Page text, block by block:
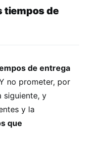
tiempos de
de entrega
no prometer, por
siguiente, y
y la
que